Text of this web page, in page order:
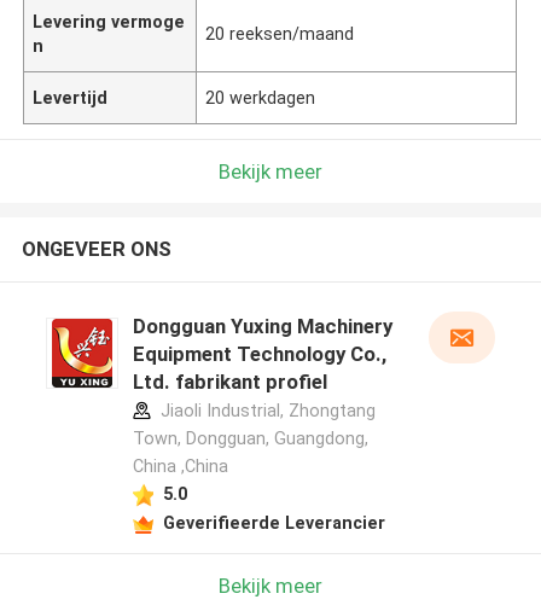
Levering vermoge
n
20 reeksen/maand
Levertijd 20 werkdagen
Bekijk meer
ONGEVEER ONS
Dongguan Yuxing Machinery
Equipment Technology Co.,
Ltd. fabrikant profiel
Jiaoli Industrial, Zhongtang
Town, Dongguan, Guangdong,
China ,China
5.0
Geverifieerde Leverancier
Bekijk meer